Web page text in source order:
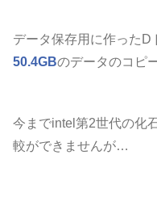
データ保存用に作ったD
50.4GBのデータのコピ
今までintel第2世代の化
較ができませんが…